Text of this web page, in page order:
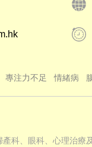
專注力不足 情緒病
科、眼科、心理治療